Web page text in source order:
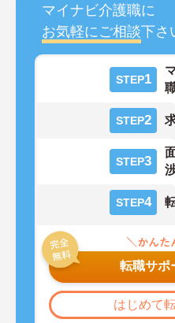
マイナビ介護職に
お気軽にご相談下さ
STEP1
STEP2
STEP3
STEP4
転職サポ
はじめて